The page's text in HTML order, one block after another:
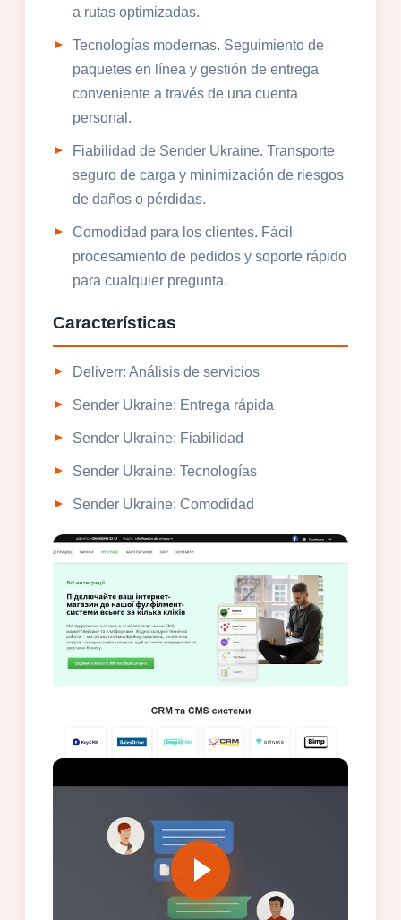
a rutas optimizadas.
Tecnologías modernas. Seguimiento de
paquetes en línea y gestión de entrega
conveniente a través de una cuenta
personal.
Fiabilidad de Sender Ukraine. Transporte
seguro de carga y minimización de riesgos
de daños o pérdidas.
Comodidad para los clientes. Fácil
procesamiento de pedidos y soporte rápido
para cualquier pregunta.
Características
Deliverr: Análisis de servicios
Sender Ukraine: Entrega rápida
Sender Ukraine: Fiabilidad
Sender Ukraine: Tecnologías
Sender Ukraine: Comodidad